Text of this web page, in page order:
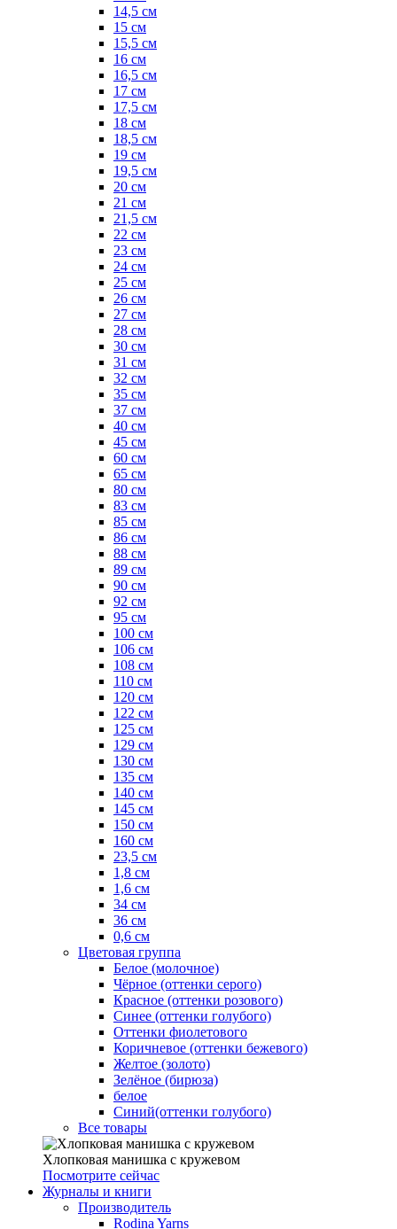
14,5 см
15 см
15,5 см
16 см
16,5 см
17 см
17,5 см
18 см
18,5 см
19 см
19,5 см
20 см
21 см
21,5 см
22 см
23 см
24 см
25 см
26 см
27 см
28 см
30 см
31 см
32 см
35 см
37 см
40 см
45 см
60 см
65 см
80 см
83 см
85 см
86 см
88 см
89 см
90 см
92 см
95 см
100 см
106 см
108 см
110 см
120 см
122 см
125 см
129 см
130 см
135 см
140 см
145 см
150 см
160 см
23,5 см
1,8 см
1,6 см
34 см
36 см
0,6 см
Цветовая группа
Белое (молочное)
Чёрное (оттенки серого)
Красное (оттенки розового)
Синее (оттенки голубого)
Оттенки фиолетового
Коричневое (оттенки бежевого)
Желтое (золото)
Зелёное (бирюза)
белое
Синий(оттенки голубого)
Все товары
Хлопковая манишка с кружевом
Посмотрите сейчас
Журналы и книги
Производитель
Rodina Yarns